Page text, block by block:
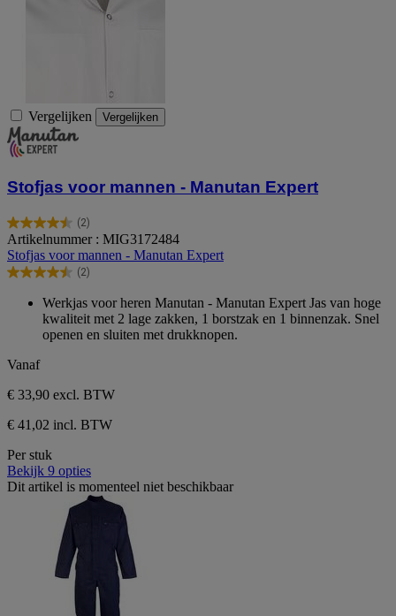
Vergelijken Vergelijken
Stofjas voor mannen - Manutan Expert
(2)
4.5
van
de
5
beoordelingen
Artikelnummer : MIG3172484
Stofjas voor mannen - Manutan Expert
(2)
4.5
sterren.
2
beoordelingen
Werkjas voor heren Manutan - Manutan Expert Jas van hoge
kwaliteit met 2 lage zakken, 1 borstzak en 1 binnenzak. Snel
openen en sluiten met drukknopen.
Vanaf
€ 33,90 excl. BTW
€ 41,02 incl. BTW
Per stuk
Bekijk 9 opties
Dit artikel is momenteel niet beschikbaar